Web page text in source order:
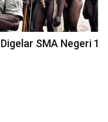
SMA Negeri 1